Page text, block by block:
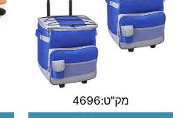
מק"ט:4696